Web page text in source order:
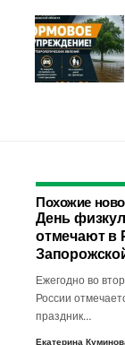
Похожие
День
отмечают в
Ежегодно во
России
праздник…
Екатерина